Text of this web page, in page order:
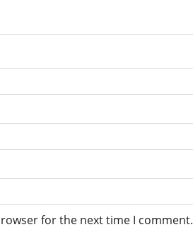
for the next time I comment.